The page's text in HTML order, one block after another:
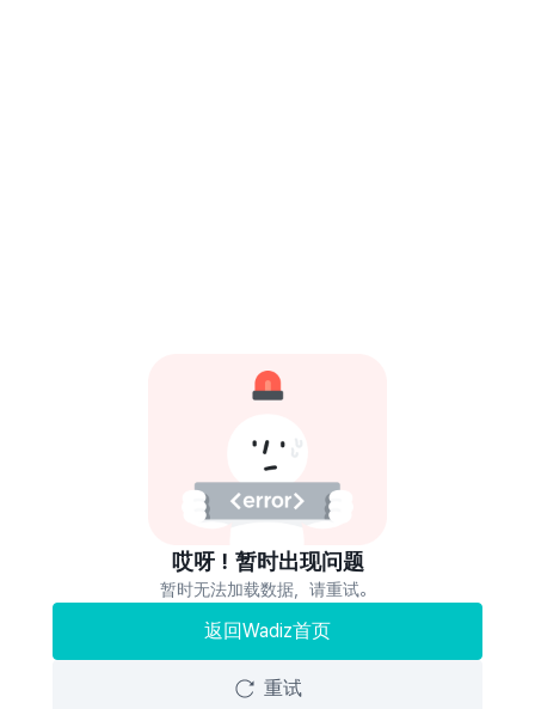
哎呀！暂时出现问题
暂时无法加载数据，请重试。
返回Wadiz首页
重试